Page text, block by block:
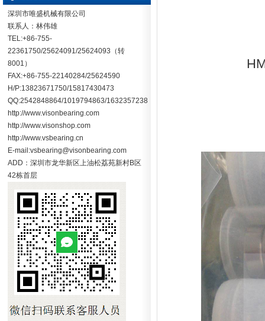
深圳市唯盛机械有限公司
联系人：林伟雄
TEL:+86-755-
22361750/25624091/25624093（转
8001）
FAX:+86-755-22140284/25624590
H/P:13823671750/15817430473
QQ:2542848864/1019794863/1632357238
http://www.visonbearing.com
http://www.visonshop.com
http://www.vsbearing.cn
E-mail:vsbearing@visonbearing.com
ADD：深圳市龙华新区上油松荔苑新村B区
42栋首层